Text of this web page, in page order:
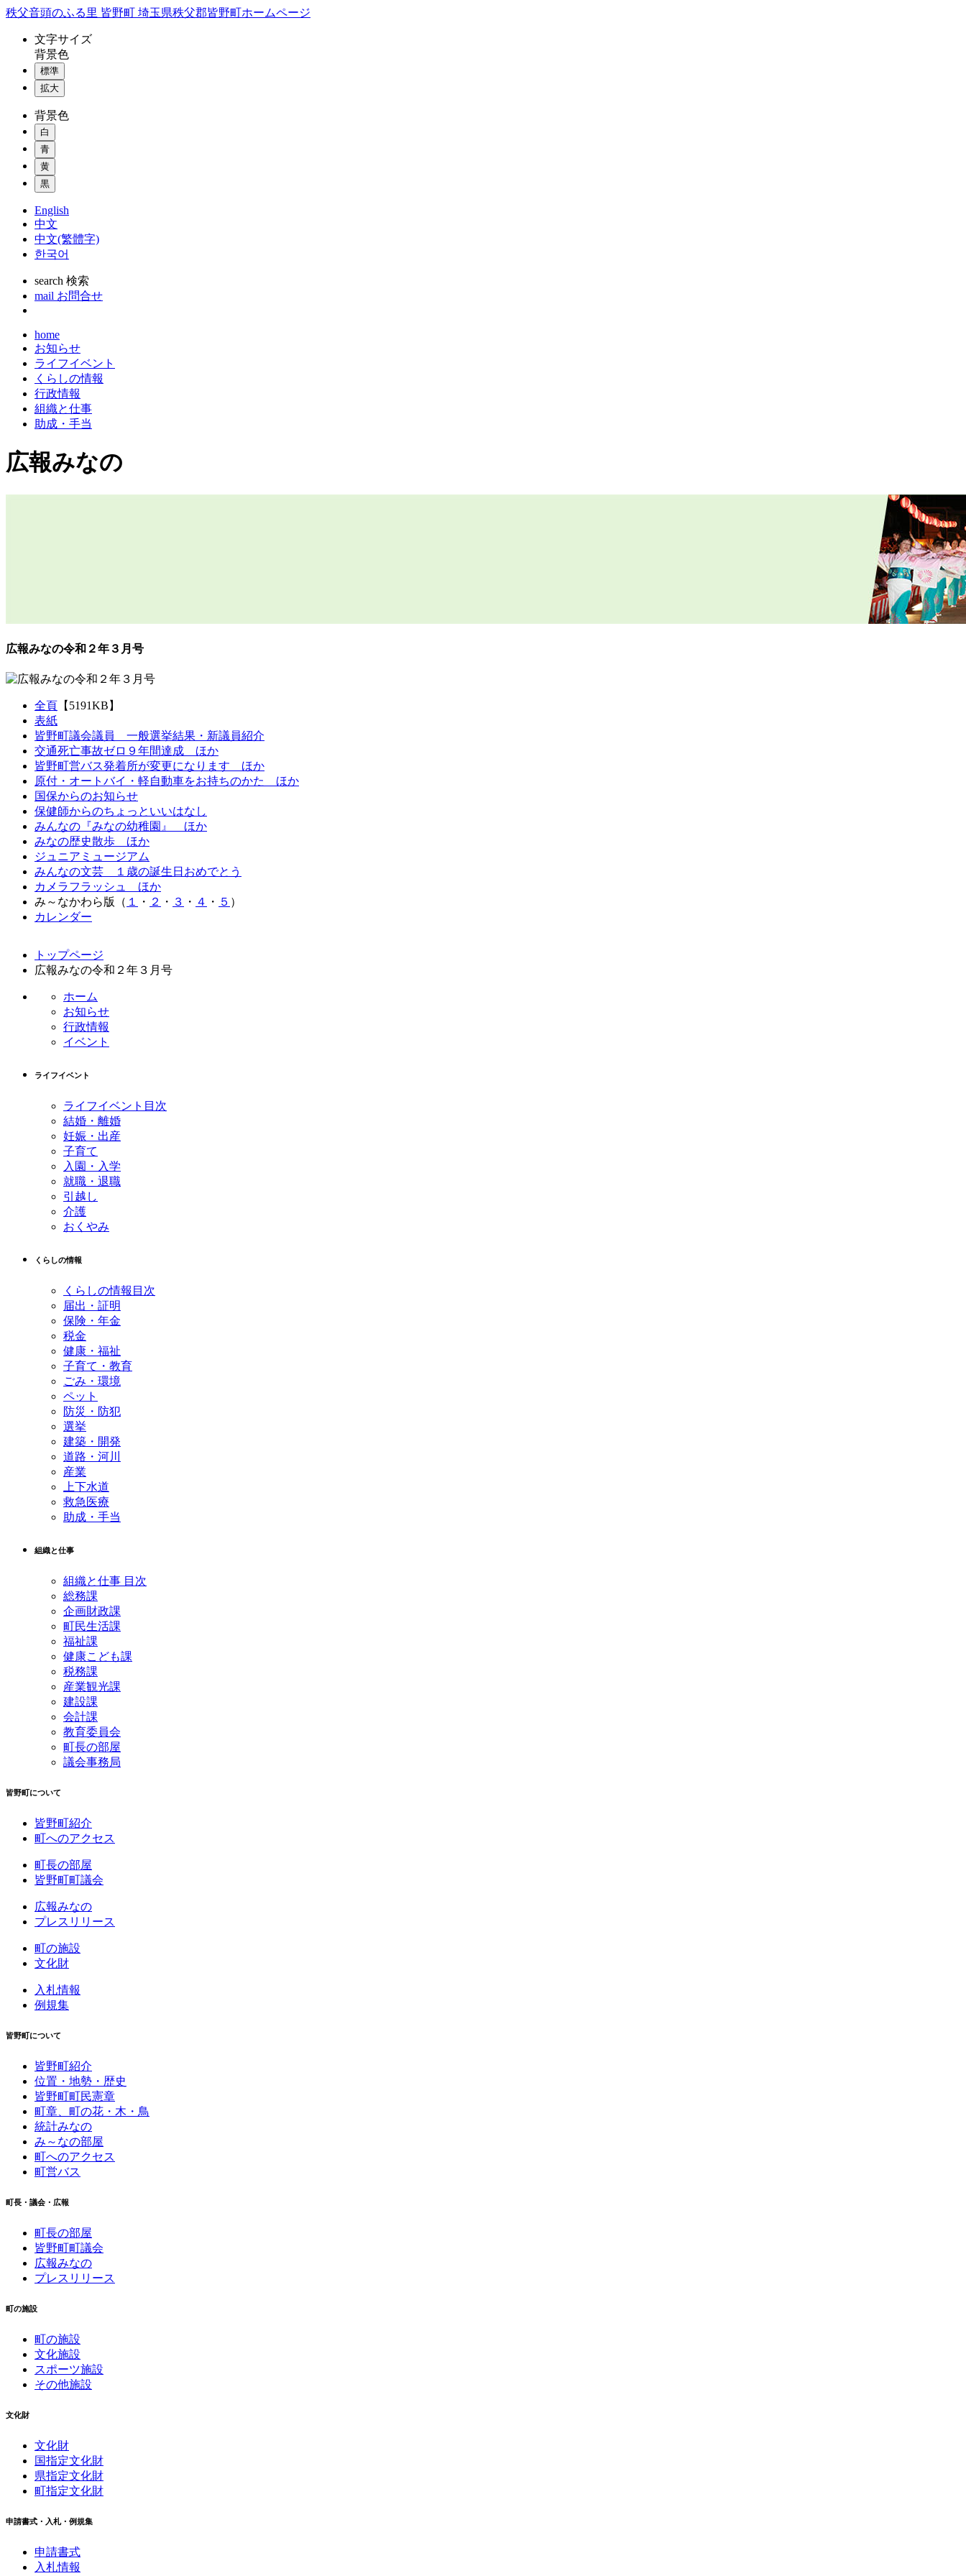
コ
秩父音頭のふる里 皆野町 埼玉県秩父郡皆野町ホームページ
文字サイズ
背景色
標準
拡大
背景色
白
青
黄
黒
English
中文
中文(繁體字)
한국어
search 検索
mail お問合せ
home
お知らせ
ライフイベント
くらしの情報
行政情報
組織と仕事
助成・手当
広報みなの
広報みなの令和２年３月号
全頁 【5191KB】
表紙
皆野町議会議員 一般選挙結果・新議員紹介
交通死亡事故ゼロ９年間達成 ほか
皆野町営バス発着所が変更になります ほか
原付・オートバイ・軽自動車をお持ちのかた ほか
国保からのお知らせ
保健師からのちょっといいはなし
みんなの『みなの幼稚園』 ほか
みなの歴史散歩 ほか
ジュニアミュージアム
みんなの文芸 １歳の誕生日おめでとう
カメラフラッシュ ほか
み～なかわら版（ １ ・ ２ ・ ３ ・ ４ ・ ５ ）
カレンダー
トップページ
広報みなの令和２年３月号
ホーム
お知らせ
行政情報
イベント
ライフイベント
ライフイベント目次
結婚・離婚
妊娠・出産
子育て
入園・入学
就職・退職
引越し
介護
おくやみ
くらしの情報
くらしの情報目次
届出・証明
保険・年金
税金
健康・福祉
子育て・教育
ごみ・環境
ペット
防災・防犯
選挙
建築・開発
道路・河川
産業
上下水道
救急医療
助成・手当
組織と仕事
組織と仕事 目次
総務課
企画財政課
町民生活課
福祉課
健康こども課
税務課
産業観光課
建設課
会計課
教育委員会
町長の部屋
議会事務局
皆野町について
皆野町紹介
町へのアクセス
町長の部屋
皆野町町議会
広報みなの
プレスリリース
町の施設
文化財
入札情報
例規集
皆野町について
皆野町紹介
位置・地勢・歴史
皆野町町民憲章
町章、町の花・木・鳥
統計みなの
み～なの部屋
町へのアクセス
町営バス
町長・議会・広報
町長の部屋
皆野町町議会
広報みなの
プレスリリース
町の施設
町の施設
文化施設
スポーツ施設
その他施設
文化財
文化財
国指定文化財
県指定文化財
町指定文化財
申請書式・入札・例規集
申請書式
入札情報